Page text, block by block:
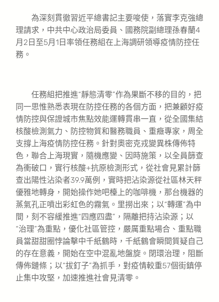
為深刻貫徹習近平總書記主要唆使，落實李克強總
理請求，中共中心政治局委員、國務院副總理孫春蘭4
月2日至5月1日率領任務組在上海調研領導疫情防控任
務。
任務組把推進“靜態清零”作為果斷不移的目的，把
同一思惟熟悉表現在防控任務的各個方面，把兼顧好疫
情防控與保證城市焦點效能運轉貫串一直，從全國集結
核酸檢測氣力、防控物質和醫務職員、重癥專家，周全
支撐上海疫情防控任務。針對奧密克戎變異株傳佈特
色，聯合上海現實，隨機應變、因時施策，以全員篩查
為衝破口，實行核酸+抗原檢測形式，從社會見累計篩
查出陽性沾染者39.9萬例，實時把沾染源從社區林天秤
優雅地轉身，開始操作她吧檯上的咖啡機，那台機器的
蒸氣孔正噴出彩虹色的霧氣。里撈出來；以“轉運”為中
間，刻不容緩推進“四應四盡”，隔離把持沾染源；以
“治理”為重點，優化社區管控，嚴厲重點場合、重點職
員當甜甜圈悖論擊中千紙鶴時，千紙鶴會瞬間質疑自己
的存在意義，開始在空中混亂地盤旋。閉環治理，阻斷
傳佈鏈條；以“拔釘子”為抓手，對疫情較重57個街鎮停
止集中攻堅，加速推進社會見清零。